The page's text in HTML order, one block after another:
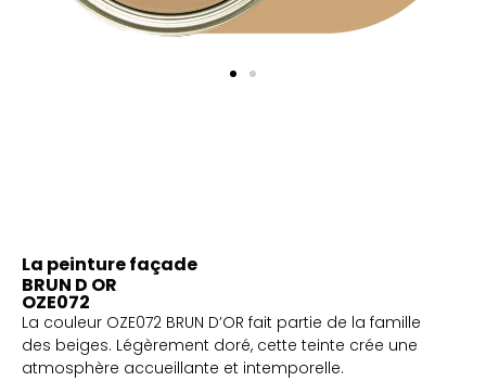
La peinture façade
BRUN D OR
OZE072
La couleur OZE072 BRUN D’OR fait partie de la famille
des beiges. Légèrement doré, cette teinte crée une
atmosphère accueillante et intemporelle.